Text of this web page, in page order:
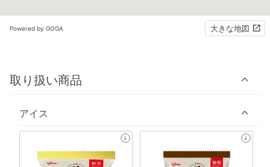
Powered by GOGA 大きな地図
取り扱い商品
アイス